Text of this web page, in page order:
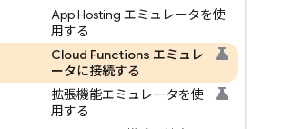
App Hosting エミュレータを使
用する
Cloud Functions エミュレ
ータに接続する
拡張機能エミュレータを使
用する